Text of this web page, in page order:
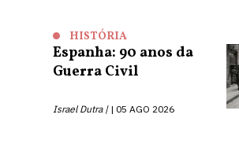
HISTÓRIA
Espanha: 90 anos da
Guerra Civil
Israel Dutra | 05 AGO 2026